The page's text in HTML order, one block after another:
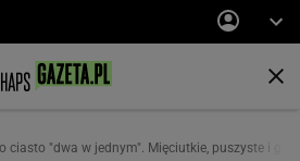
ciasto "dwa w jednym". Mięciutkie, puszyste i